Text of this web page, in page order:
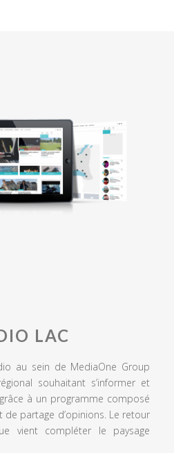
LAC
au sein de MediaOne Group
souhaitant s’informer et
à un programme composé
de partage d’opinions. Le retour
vient compléter le paysage